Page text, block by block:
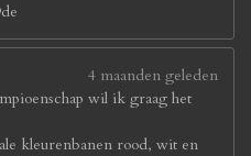
4 maanden geleden
wil ik graag het
kleurenbanen rood, wit en